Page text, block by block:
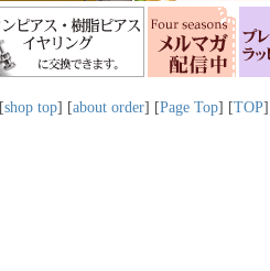
[shop top] [about order] [Page Top] [TOP]